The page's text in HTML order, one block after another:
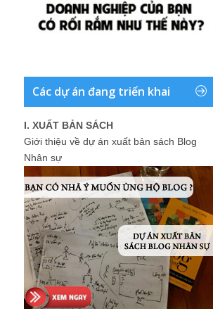
Các dự án đang triển khai
I. XUẤT BẢN SÁCH
Giới thiệu về dự án xuất bản sách Blog
Nhân sự